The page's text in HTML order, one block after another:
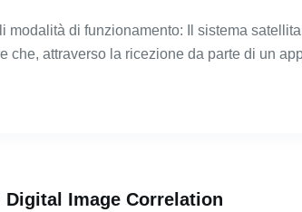
modalità di funzionamento: Il sistema
che, attraverso la ricezione da parte di un
Image Correlation